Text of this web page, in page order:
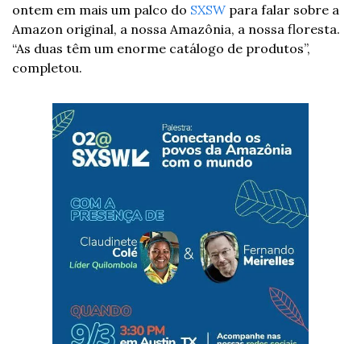
ontem em mais um palco do SXSW para falar sobre a
Amazon original, a nossa Amazônia, a nossa floresta.
“As duas têm um enorme catálogo de produtos”,
completou.